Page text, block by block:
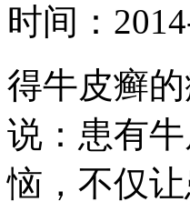
时间：
得牛皮癣
说：患有
恼，不仅